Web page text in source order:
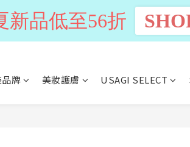
牌 美妝護膚 USAGI SELECT
新品低至56折